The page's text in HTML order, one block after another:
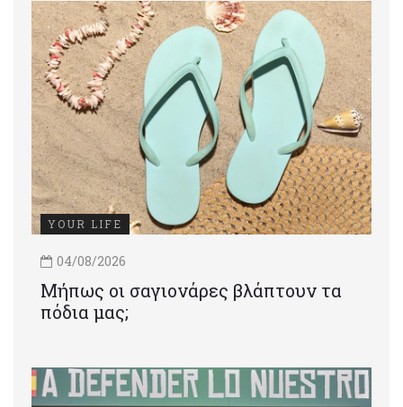
YOUR LIFE
04/08/2026
Μήπως οι σαγιονάρες βλάπτουν τα
πόδια μας;